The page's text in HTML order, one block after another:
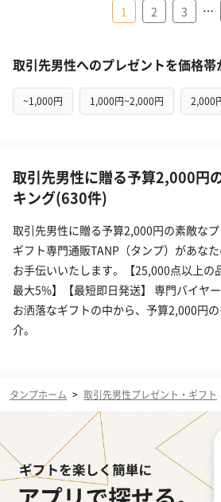
1 2 3 …
取引先男性へのプレゼントを価格帯
~1,000円 1,000円~2,000円 2,000
取引先男性に贈る予算2,000円
キング(630件)
取引先男性に贈る予算2,000円の素敵な
ギフト専門通販TANP（タンプ）があな
お手伝いいたします。【25,000点以上の
最大5%】【最短即日発送】 専門バイヤ
お洒落なギフトの中から、予算2,000円
介。
タンプホーム > 取引先男性プレゼント・ギフト